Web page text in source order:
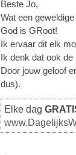
Beste Jo,
Wat een
God is GRoot!
Ik ervaar dit elk
Ik denk dat ook
Door jouw geloof
dus).
Elke dag